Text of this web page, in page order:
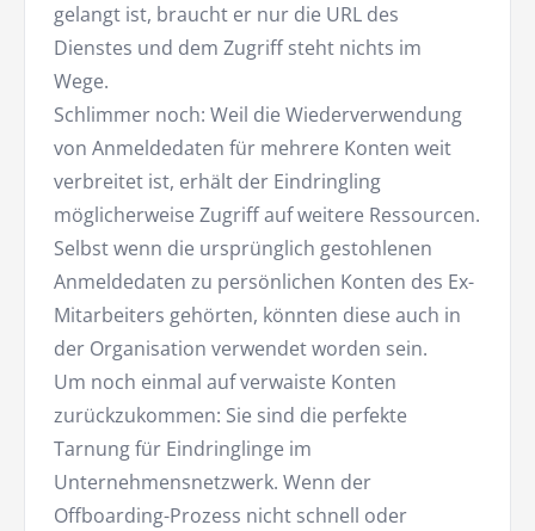
gelangt ist, braucht er nur die URL des
Dienstes und dem Zugriff steht nichts im
Wege.
Schlimmer noch: Weil die Wiederverwendung
von Anmeldedaten für mehrere Konten weit
verbreitet ist, erhält der Eindringling
möglicherweise Zugriff auf weitere Ressourcen.
Selbst wenn die ursprünglich gestohlenen
Anmeldedaten zu persönlichen Konten des Ex-
Mitarbeiters gehörten, könnten diese auch in
der Organisation verwendet worden sein.
Um noch einmal auf verwaiste Konten
zurückzukommen: Sie sind die perfekte
Tarnung für Eindringlinge im
Unternehmensnetzwerk. Wenn der
Offboarding-Prozess nicht schnell oder